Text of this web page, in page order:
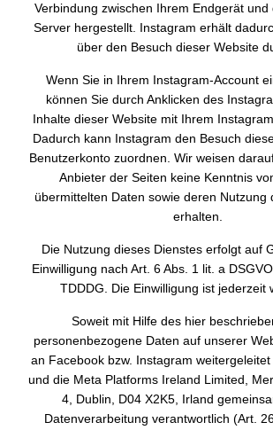
Verbindung zwischen Ihrem Endgerät
Server hergestellt. Instagram erhält
über den Besuch dieser Website
Wenn Sie in Ihrem Instagram-Account
können Sie durch Anklicken des
Inhalte dieser Website mit Ihrem
Dadurch kann Instagram den Besuch
Benutzerkonto zuordnen. Wir weisen
Anbieter der Seiten keine Kenntnis
übermittelten Daten sowie deren Nutzung
erhalten.
Die Nutzung dieses Dienstes erfolgt auf
Einwilligung nach Art. 6 Abs. 1 lit. a
TDDDG. Die Einwilligung ist jederzeit
Soweit mit Hilfe des hier
personenbezogene Daten auf unserer
an Facebook bzw. Instagram
und die Meta Platforms Ireland Limited,
4, Dublin, D04 X2K5, Irland
Datenverarbeitung verantwortlich (Art.